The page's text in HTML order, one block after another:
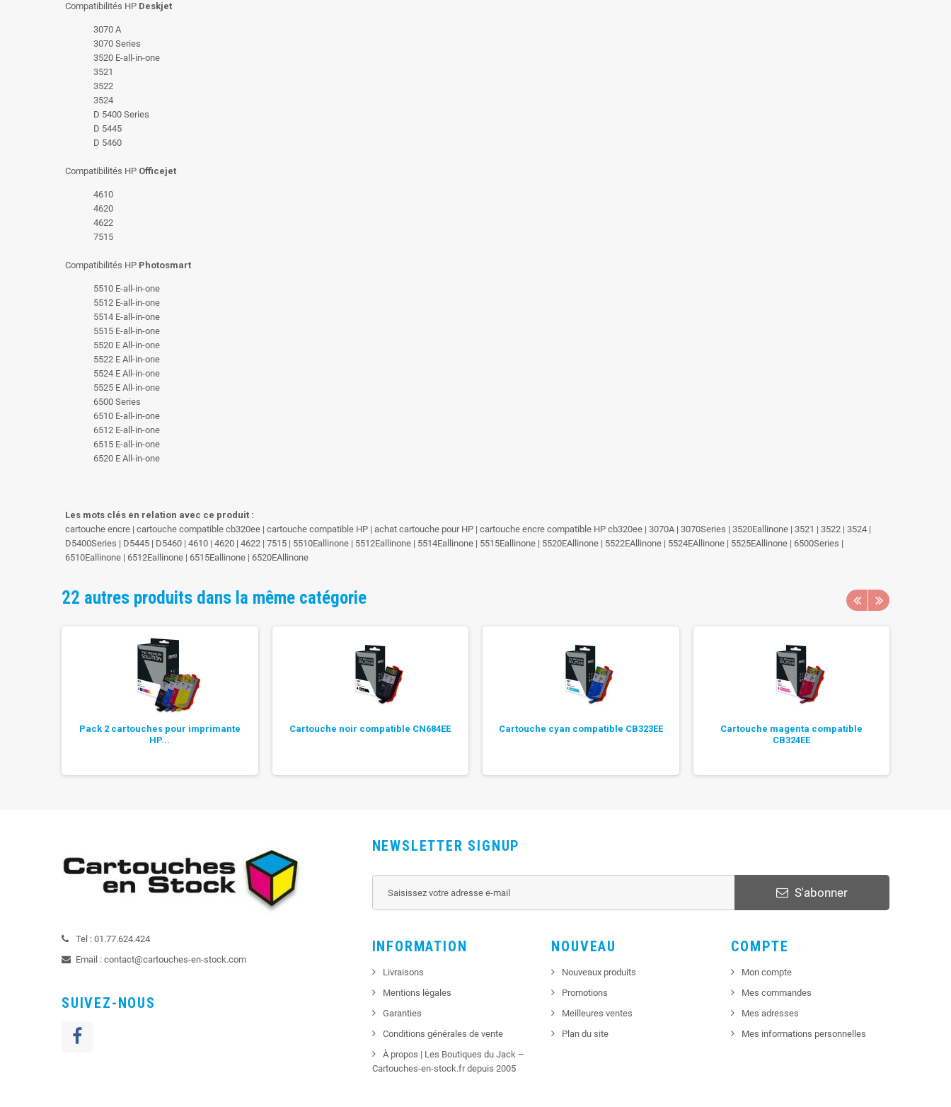
Compatibilités HP Deskjet
3070 A
3070 Series
3520 E-all-in-one
3521
3522
3524
D 5400 Series
D 5445
D 5460
Compatibilités HP Officejet
4610
4620
4622
7515
Compatibilités HP Photosmart
5510 E-all-in-one
5512 E-all-in-one
5514 E-all-in-one
5515 E-all-in-one
5520 E All-in-one
5522 E All-in-one
5524 E All-in-one
5525 E All-in-one
6500 Series
6510 E-all-in-one
6512 E-all-in-one
6515 E-all-in-one
6520 E All-in-one
Les mots clés en relation avec ce produit :
cartouche encre | cartouche compatible cb320ee | cartouche compatible HP | achat cartouche pour HP | cartouche encre compatible HP cb320ee | 3070A | 3070Series | 3520Eallinone | 3521 | 3522 | 3524 |
D5400Series | D5445 | D5460 | 4610 | 4620 | 4622 | 7515 | 5510Eallinone | 5512Eallinone | 5514Eallinone | 5515Eallinone | 5520EAllinone | 5522EAllinone | 5524EAllinone | 5525EAllinone | 6500Series |
6510Eallinone | 6512Eallinone | 6515Eallinone | 6520EAllinone
22 autres produits dans la même catégorie
Pack 2 cartouches pour imprimante
HP...
Cartouche noir compatible CN684EE Cartouche cyan compatible CB323EE
Cartouche magenta compatible
CB324EE
Tel : 01.77.624.424
Email : contact@cartouches-en-stock.com
SUIVEZ-NOUS
NEWSLETTER SIGNUP
S'abonner
INFORMATION
Livraisons
Mentions légales
Garanties
Conditions générales de vente
À propos | Les Boutiques du Jack –
Cartouches-en-stock.fr depuis 2005
NOUVEAU
Nouveaux produits
Promotions
Meilleures ventes
Plan du site
COMPTE
Mon compte
Mes commandes
Mes adresses
Mes informations personnelles